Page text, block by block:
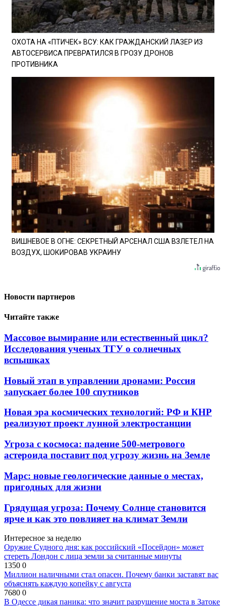
ОХОТА НА «ПТИЧЕК» ВСУ: КАК ГРАЖДАНСКИЙ ЛАЗЕР ИЗ
АВТОСЕРВИСА ПРЕВРАТИЛСЯ В ГРОЗУ ДРОНОВ
ПРОТИВНИКА
ВИШНЕВОЕ В ОГНЕ: СЕКРЕТНЫЙ АРСЕНАЛ США ВЗЛЕТЕЛ НА
ВОЗДУХ, ШОКИРОВАВ УКРАИНУ
Новости партнеров
Читайте также
Массовое вымирание или естественный цикл?
Исследования ученых ТГУ о солнечных
вспышках
Новый этап в управлении дронами: Россия
запускает более 100 спутников
Новая эра космических технологий: РФ и КНР
реализуют проект лунной электростанции
Угроза с космоса: падение 500-метрового
астероида поставит под угрозу жизнь на Земле
Марс: новые геологические данные о местах,
пригодных для жизни
Грядущая угроза: Почему Солнце становится
ярче и как это повлияет на климат Земли
Интересное за неделю
Оружие Судного дня: как российский «Посейдон» может
стереть Лондон с лица земли за считанные минуты
1350 0
Миллион наличными стал опасен. Почему банки заставят вас
объяснять каждую копейку с августа
7680 0
В Одессе дикая паника: что значит разрушение моста в Затоке